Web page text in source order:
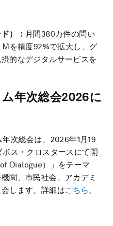
）： 月間380万件の問い
を精度92%で拡大し、グ
的なデジタルサービスを
年次総会2026に
次総会は、2026年1月19
ス・クロスタースにて開
Dialogue）」をテーマ
関、市民社会、アカデミ
します。詳細はこちら。